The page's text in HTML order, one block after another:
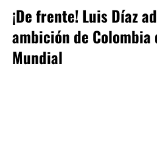
¡De frente! Luis Díaz
ambición de Colombia
Mundial